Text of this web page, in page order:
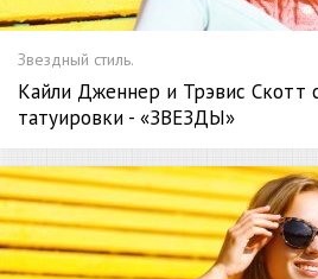
Звездный стиль.
Кайли Дженнер и Трэвис Скотт
татуировки - «ЗВЕЗДЫ»